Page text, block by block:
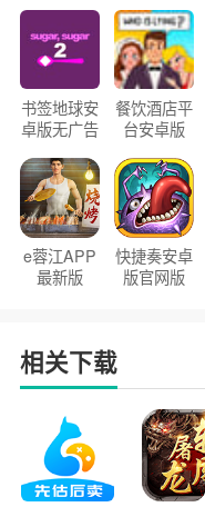
书签地球安
卓版无广告
餐饮酒店平
台安卓版
e蓉江APP
最新版
快捷奏安卓
版官网版
相关下载